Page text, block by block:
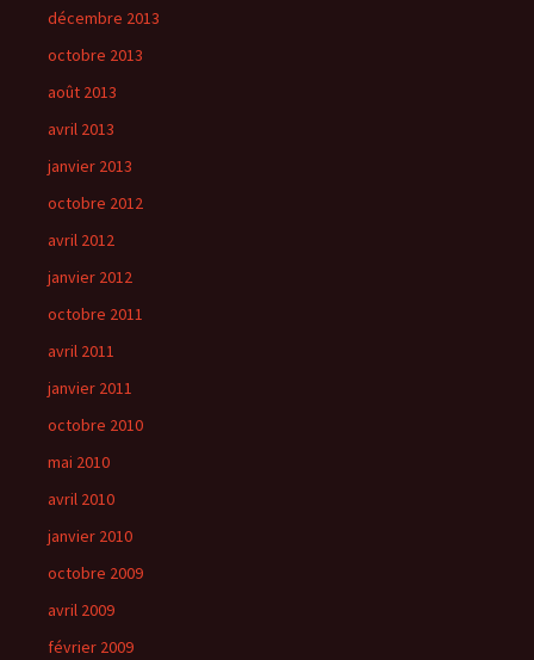
décembre 2013
octobre 2013
août 2013
avril 2013
janvier 2013
octobre 2012
avril 2012
janvier 2012
octobre 2011
avril 2011
janvier 2011
octobre 2010
mai 2010
avril 2010
janvier 2010
octobre 2009
avril 2009
février 2009